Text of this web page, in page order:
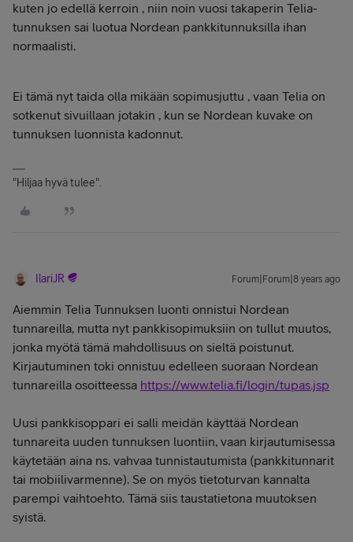
kuten jo edellä kerroin , niin noin vuosi takaperin Telia-
tunnuksen sai luotua Nordean pankkitunnuksilla ihan
normaalisti.
Ei tämä nyt taida olla mikään sopimusjuttu , vaan Telia on
sotkenut sivuillaan jotakin , kun se Nordean kuvake on
tunnuksen luonnista kadonnut.
"Hiljaa hyvä tulee".
IlariJR Forum|Forum|8 years ago
Aiemmin Telia Tunnuksen luonti onnistui Nordean
tunnareilla, mutta nyt pankkisopimuksiin on tullut muutos,
jonka myötä tämä mahdollisuus on sieltä poistunut.
Kirjautuminen toki onnistuu edelleen suoraan Nordean
tunnareilla osoitteessa https://www.telia.fi/login/tupas.jsp
Uusi pankkisoppari ei salli meidän käyttää Nordean
tunnareita uuden tunnuksen luontiin, vaan kirjautumisessa
käytetään aina ns. vahvaa tunnistautumista (pankkitunnarit
tai mobiilivarmenne). Se on myös tietoturvan kannalta
parempi vaihtoehto. Tämä siis taustatietona muutoksen
syistä.